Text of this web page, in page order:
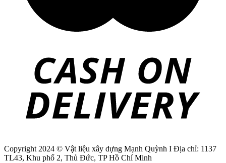
Copyright 2024 © Vật liệu xây dựng Mạnh Quỳnh I Địa chỉ: 1137
TL43, Khu phố 2, Thủ Đức, TP Hồ Chí Minh